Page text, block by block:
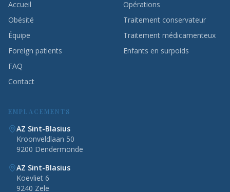
Accueil
Obésité
Équipe
Foreign patients
FAQ
Contact
Opérations
Traitement conservateur
Traitement médicamenteux
Enfants en surpoids
EMPLACEMENTS
AZ Sint-Blasius
Kroonveldlaan 50
9200 Dendermonde
AZ Sint-Blasius
Koevliet 6
9240 Zele